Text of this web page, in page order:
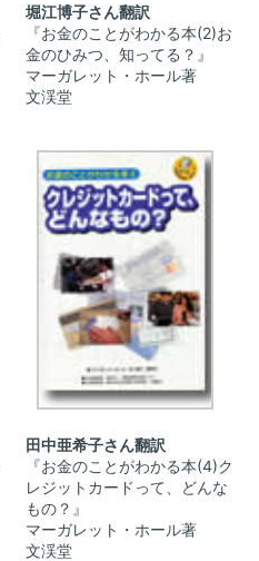
堀江博子さん翻訳
『お金のことがわかる本(2)お
金のひみつ、知ってる？』
マーガレット・ホール著
文渓堂
田中亜希子さん翻訳
『お金のことがわかる本(4)ク
レジットカードって、どんな
もの？』
マーガレット・ホール著
文渓堂